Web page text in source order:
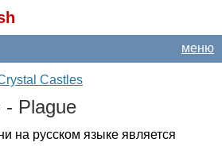
меню
Castles
- Plague
на русском языке является